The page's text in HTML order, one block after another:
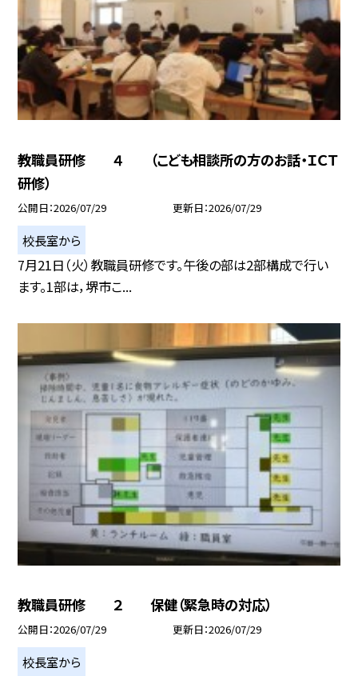
教職員研修 ４ （こども相談所の方のお話・ＩＣＴ
研修）
公開日 2026/07/29 更新日 2026/07/29
校長室から
7月21日（火）教職員研修です。午後の部は2部構成で行い
ます。1部は，堺市こ...
教職員研修 ２ 保健（緊急時の対応）
公開日 2026/07/29 更新日 2026/07/29
校長室から